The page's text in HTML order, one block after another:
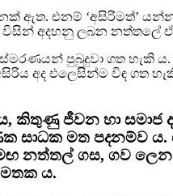
ඇත. එනම් ‘අසිරිමත්’
විසින් අදහනු ලබන නත්තලේ
පුබුදුවා ගත හැකි
අද එලෙසින්ම විඳ ගත
කිතුණු ජීවන හා
සාධක මත පදනම්ව
නත්තල් ගස, ගව
ය.